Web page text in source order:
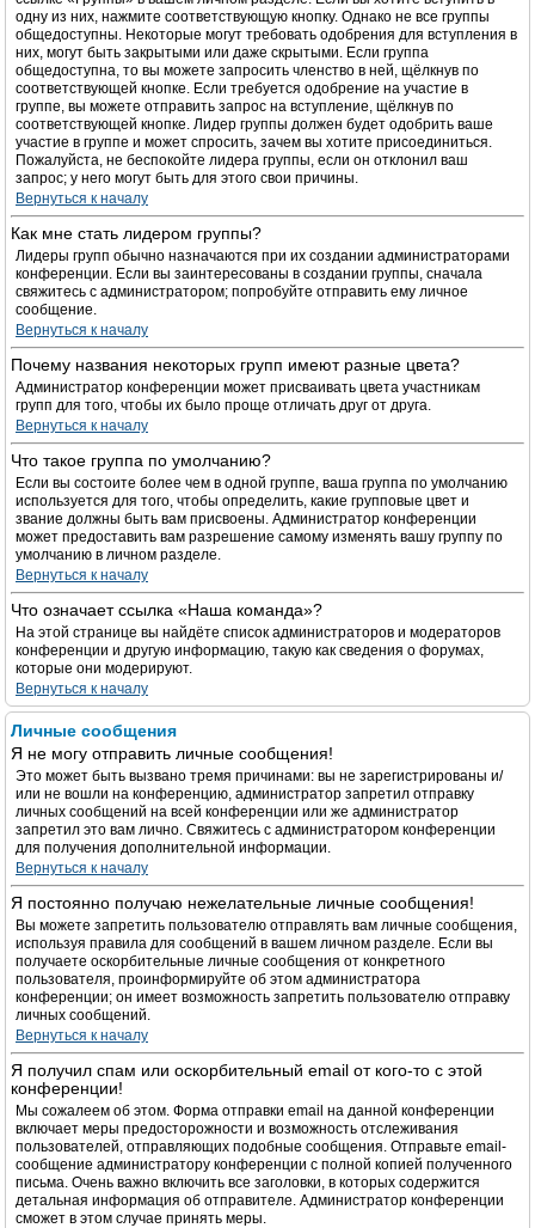
одну из них, нажмите соответствующую кнопку. Однако не все группы
общедоступны. Некоторые могут требовать одобрения для вступления в
них, могут быть закрытыми или даже скрытыми. Если группа
общедоступна, то вы можете запросить членство в ней, щёлкнув по
соответствующей кнопке. Если требуется одобрение на участие в
группе, вы можете отправить запрос на вступление, щёлкнув по
соответствующей кнопке. Лидер группы должен будет одобрить ваше
участие в группе и может спросить, зачем вы хотите присоединиться.
Пожалуйста, не беспокойте лидера группы, если он отклонил ваш
запрос; у него могут быть для этого свои причины.
Вернуться к началу
Как мне стать лидером группы?
Лидеры групп обычно назначаются при их создании администраторами
конференции. Если вы заинтересованы в создании группы, сначала
свяжитесь с администратором; попробуйте отправить ему личное
сообщение.
Вернуться к началу
Почему названия некоторых групп имеют разные цвета?
Администратор конференции может присваивать цвета участникам
групп для того, чтобы их было проще отличать друг от друга.
Вернуться к началу
Что такое группа по умолчанию?
Если вы состоите более чем в одной группе, ваша группа по умолчанию
используется для того, чтобы определить, какие групповые цвет и
звание должны быть вам присвоены. Администратор конференции
может предоставить вам разрешение самому изменять вашу группу по
умолчанию в личном разделе.
Вернуться к началу
Что означает ссылка «Наша команда»?
На этой странице вы найдёте список администраторов и модераторов
конференции и другую информацию, такую как сведения о форумах,
которые они модерируют.
Вернуться к началу
Личные сообщения
Я не могу отправить личные сообщения!
Это может быть вызвано тремя причинами: вы не зарегистрированы и/
или не вошли на конференцию, администратор запретил отправку
личных сообщений на всей конференции или же администратор
запретил это вам лично. Свяжитесь с администратором конференции
для получения дополнительной информации.
Вернуться к началу
Я постоянно получаю нежелательные личные сообщения!
Вы можете запретить пользователю отправлять вам личные сообщения,
используя правила для сообщений в вашем личном разделе. Если вы
получаете оскорбительные личные сообщения от конкретного
пользователя, проинформируйте об этом администратора
конференции; он имеет возможность запретить пользователю отправку
личных сообщений.
Вернуться к началу
Я получил спам или оскорбительный email от кого-то с этой
конференции!
Мы сожалеем об этом. Форма отправки email на данной конференции
включает меры предосторожности и возможность отслеживания
пользователей, отправляющих подобные сообщения. Отправьте email-
сообщение администратору конференции с полной копией полученного
письма. Очень важно включить все заголовки, в которых содержится
детальная информация об отправителе. Администратор конференции
сможет в этом случае принять меры.